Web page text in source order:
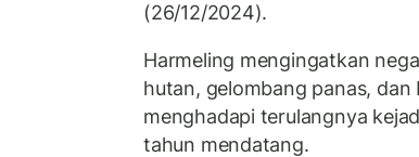
(26/12/2024).
Harmeling mengingatkan
hutan, gelombang panas, dan
menghadapi terulangnya
tahun mendatang.